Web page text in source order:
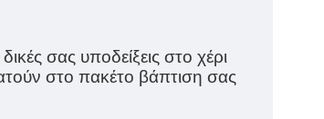
σας υποδείξεις στο χέρι
στο πακέτο βάπτιση σας